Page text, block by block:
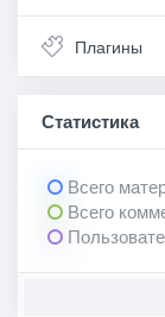
Плагины
Статистика
Всего
Всего